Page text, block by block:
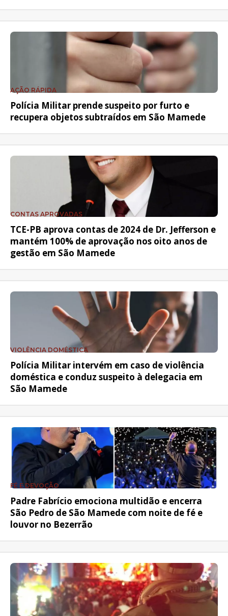
AÇÃO RÁPIDA
Polícia Militar prende suspeito por furto e
recupera objetos subtraídos em São Mamede
CONTAS APROVADAS
TCE-PB aprova contas de 2024 de Dr. Jefferson e
mantém 100% de aprovação nos oito anos de
gestão em São Mamede
VIOLÊNCIA DOMÉSTICA
Polícia Militar intervém em caso de violência
doméstica e conduz suspeito à delegacia em
São Mamede
FÉ E DEVOÇÃO
Padre Fabrício emociona multidão e encerra
São Pedro de São Mamede com noite de fé e
louvor no Bezerrão